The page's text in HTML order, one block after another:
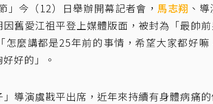
」今（12）日舉辦開幕記者會， 馬志翔 、導
舊愛江祖平登上媒體版面，被封為「最帥
怎麼講都是25年前的事情，希望大家都好
好的」。
導演虞戡平出席，近年來持續有身體病痛